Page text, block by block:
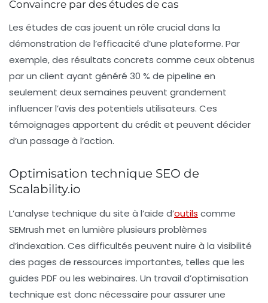
Convaincre par des études de cas
Les études de cas jouent un rôle crucial dans la
démonstration de l’efficacité d’une plateforme. Par
exemple, des résultats concrets comme ceux obtenus
par un client ayant généré 30 % de pipeline en
seulement deux semaines peuvent grandement
influencer l’avis des potentiels utilisateurs. Ces
témoignages apportent du crédit et peuvent décider
d’un passage à l’action.
Optimisation technique SEO de
Scalability.io
L’analyse technique du site à l’aide d’outils comme
SEMrush met en lumière plusieurs problèmes
d’indexation. Ces difficultés peuvent nuire à la visibilité
des pages de ressources importantes, telles que les
guides PDF ou les webinaires. Un travail d’optimisation
technique est donc nécessaire pour assurer une